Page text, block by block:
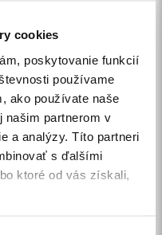
cookies
poskytovanie funkcií
používame
ako používate naše
našim partnerom v
a analýzy. Títo partneri
s ďalšími
ktoré od vás získali,